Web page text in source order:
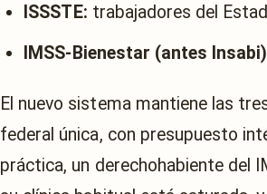
ISSSTE: trabajadores del
IMSS-Bienestar (antes
El nuevo sistema mantiene las
federal única, con presupuesto
práctica, un derechohabiente del